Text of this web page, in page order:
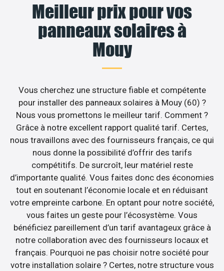
Meilleur prix pour vos
panneaux solaires à
Mouy
Vous cherchez une structure fiable et compétente
pour installer des panneaux solaires à Mouy (60) ?
Nous vous promettons le meilleur tarif. Comment ?
Grâce à notre excellent rapport qualité tarif. Certes,
nous travaillons avec des fournisseurs français, ce qui
nous donne la possibilité d’offrir des tarifs
compétitifs. De surcroît, leur matériel reste
d’importante qualité. Vous faites donc des économies
tout en soutenant l’économie locale et en réduisant
votre empreinte carbone. En optant pour notre société,
vous faites un geste pour l’écosystème. Vous
bénéficiez pareillement d’un tarif avantageux grâce à
notre collaboration avec des fournisseurs locaux et
français. Pourquoi ne pas choisir notre société pour
votre installation solaire ? Certes, notre structure vous